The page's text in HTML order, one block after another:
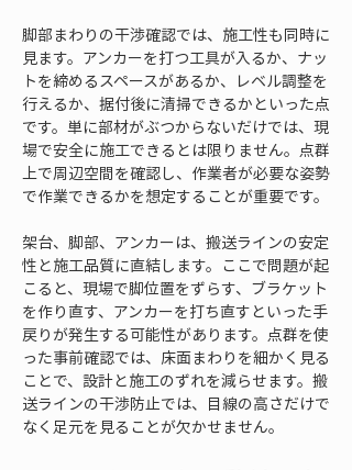
脚部まわりの干渉確認では、施工性も同時に
見ます。アンカーを打つ工具が入るか、ナッ
トを締めるスペースがあるか、レベル調整を
行えるか、据付後に清掃できるかといった点
です。単に部材がぶつからないだけでは、現
場で安全に施工できるとは限りません。点群
上で周辺空間を確認し、作業者が必要な姿勢
で作業できるかを想定することが重要です。
架台、脚部、アンカーは、搬送ラインの安定
性と施工品質に直結します。ここで問題が起
こると、現場で脚位置をずらす、ブラケット
を作り直す、アンカーを打ち直すといった手
戻りが発生する可能性があります。点群を使
った事前確認では、床面まわりを細かく見る
ことで、設計と施工のずれを減らせます。搬
送ラインの干渉防止では、目線の高さだけで
なく足元を見ることが欠かせません。